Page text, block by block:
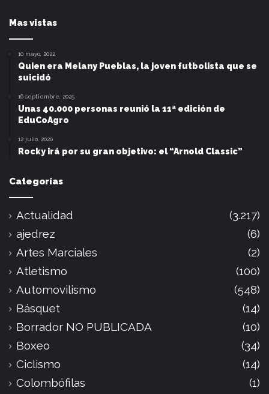
Mas vistas
10 mayo, 2022
Quien era Melany Pueblas, la joven futbolista que se
suicidó
16 septiembre, 2025
Unas 40.000 personas reunió la 11ª edición de
EduCoAgro
12 julio, 2020
Rocky irá por su gran objetivo: el “Arnold Classic”
Categorías
Actualidad
(3.217)
ajedrez
(6)
Artes Marciales
(2)
Atletismo
(100)
Automovilismo
(548)
Básquet
(14)
Borrador NO PUBLICADA
(10)
Boxeo
(34)
Ciclismo
(14)
Colombófilas
(1)